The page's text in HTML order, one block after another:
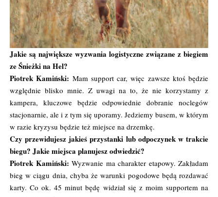
Jakie są największe wyzwania logistyczne związane z biegiem
ze Śnieżki na Hel?
Piotrek Kamiński: Mam support car, więc zawsze ktoś będzie
względnie blisko mnie. Z uwagi na to, że nie korzystamy z
kampera, kluczowe będzie odpowiednie dobranie noclegów
stacjonarnie, ale i z tym się uporamy. Jedziemy busem, w którym
w razie kryzysu będzie też miejsce na drzemkę.
Czy przewidujesz jakieś przystanki lub odpoczynek w trakcie
biegu? Jakie miejsca planujesz odwiedzić?
Piotrek Kamiński: Wyzwanie ma charakter etapowy. Zakładam
bieg w ciągu dnia, chyba że warunki pogodowe będą rozdawać
karty. Co ok. 45 minut będę widział się z moim supportem na